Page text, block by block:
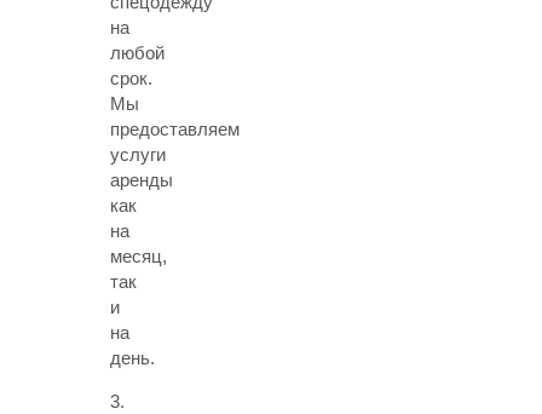
на
любой
срок.
Мы
предоставляем
услуги
аренды
как
на
месяц,
так
и
на
день.
3.